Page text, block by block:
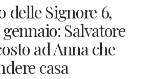
delle Signore 6,
Salvatore
ad Anna che
casa